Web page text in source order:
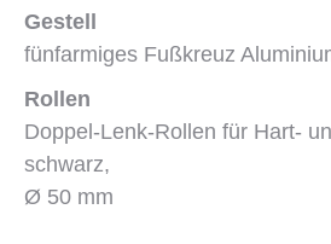
Gestell
fünfarmiges Fußkreuz
Rollen
Doppel-Lenk-Rollen für Hart-
schwarz,
Ø 50 mm